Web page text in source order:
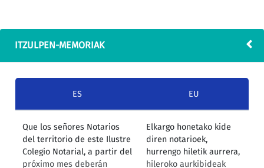
ITZULPEN-MEMORIAK
ES EU
Que los señores Notarios
del territorio de este Ilustre
Colegio Notarial, a partir del
próximo mes deberán
Elkargo honetako kide
diren notarioek,
hurrengo hiletik aurrera,
hileroko aurkibideak